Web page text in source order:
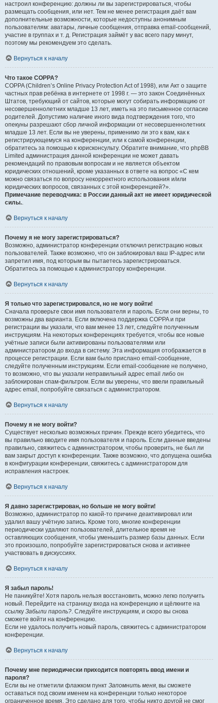
настроил конференцию: должны ли вы зарегистрироваться, чтобы
размещать сообщения, или нет. Тем не менее регистрация даёт вам
дополнительные возможности, которые недоступны анонимным
пользователям: аватары, личные сообщения, отправка email-сообщений,
участие в группах и т. д. Регистрация займёт у вас всего пару минут,
поэтому мы рекомендуем это сделать.
Вернуться к началу
Что такое COPPA?
COPPA (Children’s Online Privacy Protection Act of 1998), или Акт о защите
частных прав ребёнка в интернете от 1998 г. — это закон Соединённых
Штатов, требующий от сайтов, которые могут собирать информацию от
несовершеннолетних младше 13 лет, иметь на это письменное согласие
родителей. Допустимо наличие иного вида подтверждения того, что
опекуны разрешают сбор личной информации от несовершеннолетних
младше 13 лет. Если вы не уверены, применимо ли это к вам, как к
регистрирующемуся на конференции, или к самой конференции,
обратитесь за помощью к юрисконсульту. Обратите внимание, что phpBB
Limited администрация данной конференции не может давать
рекомендаций по правовым вопросам и не является объектом
юридических отношений, кроме указанных в ответе на вопрос «С кем
можно связаться по вопросу некорректного использования и/или
юридических вопросов, связанных с этой конференцией?».
Примечание переводчика: в России данный акт не имеет юридической
силы..
Вернуться к началу
Почему я не могу зарегистрироваться?
Возможно, администратор конференции отключил регистрацию новых
пользователей. Также возможно, что он заблокировал ваш IP-адрес или
запретил имя, под которым вы пытаетесь зарегистрироваться.
Обратитесь за помощью к администратору конференции.
Вернуться к началу
Я только что зарегистрировался, но не могу войти!
Сначала проверьте свои имя пользователя и пароль. Если они верны, то
возможны два варианта. Если включена поддержка COPPA и при
регистрации вы указали, что вам менее 13 лет, следуйте полученным
инструкциям. На некоторых конференциях требуется, чтобы все новые
учётные записи были активированы пользователями или
администратором до входа в систему. Эта информация отображается в
процессе регистрации. Если вам было прислано email-сообщение,
следуйте полученным инструкциям. Если email-сообщение не получено,
то возможно, что вы указали неправильный адрес email либо он
заблокирован спам-фильтром. Если вы уверены, что ввели правильный
адрес email, попробуйте связаться с администратором.
Вернуться к началу
Почему я не могу войти?
Существует несколько возможных причин. Прежде всего убедитесь, что
вы правильно вводите имя пользователя и пароль. Если данные введены
правильно, свяжитесь с администратором, чтобы проверить, не был ли
вам закрыт доступ к конференции. Также возможно, что допущена ошибка
в конфигурации конференции, свяжитесь с администратором для
исправления настроек.
Вернуться к началу
Я давно зарегистрирован, но больше не могу войти!
Возможно, администратор по какой-то причине деактивировал или
удалил вашу учётную запись. Кроме того, многие конференции
периодически удаляют пользователей, длительное время не
оставляющих сообщения, чтобы уменьшить размер базы данных. Если
это произошло, попробуйте зарегистрироваться снова и активнее
участвовать в дискуссиях.
Вернуться к началу
Я забыл пароль!
Не паникуйте! Хотя пароль нельзя восстановить, можно легко получить
новый. Перейдите на страницу входа на конференцию и щёлкните на
ссылку Забыли пароль?. Следуйте инструкциям, и скоро вы снова
сможете войти на конференцию.
Если не удалось получить новый пароль, свяжитесь с администратором
конференции.
Вернуться к началу
Почему мне периодически приходится повторять ввод имени и
пароля?
Если вы не отметили флажком пункт Запомнить меня, вы сможете
оставаться под своим именем на конференции только некоторое
ограниченное время. Это сделано для того, чтобы никто другой не смог